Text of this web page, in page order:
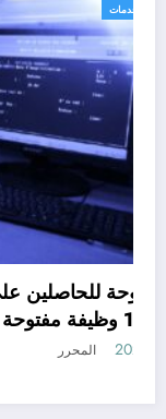
الجزائر الحدث
ثانوي في الجزائر
أغسطس 7, 2026